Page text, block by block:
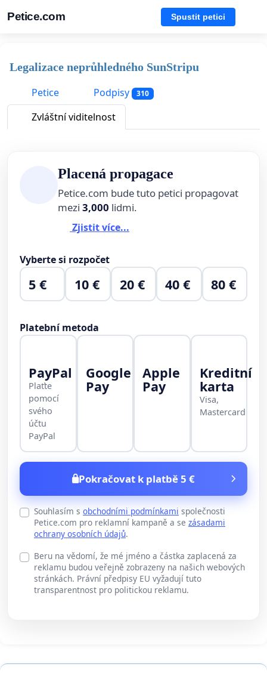
Petice.com Spustit petici
Legalizace neprůhledného SunStripu
Petice
Podpisy 310
Zvláštní viditelnost
Placená propagace
Petice.com bude tuto petici propagovat
mezi 3,000 lidmi.
Zjistit více...
Vyberte si rozpočet
5 € 10 € 20 € 40 € 80 €
Platební metoda
PayPal
Plaťte
pomocí
svého
účtu
PayPal
Google
Pay
Apple
Pay
Kreditní
karta
Visa,
Mastercard
Pokračovat k platbě 5 €
Souhlasím s obchodními podmínkami společnosti
Petice.com pro reklamní kampaně a se zásadami
ochrany osobních údajů.
Beru na vědomí, že mé jméno a částka zaplacená za
reklamu budou veřejně zobrazeny na našich webových
stránkách. Právní předpisy EU vyžadují tuto
transparentnost pro politickou reklamu.